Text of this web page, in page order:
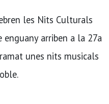
les Nits Culturals
enguany arriben a la 27a
unes nits musicals